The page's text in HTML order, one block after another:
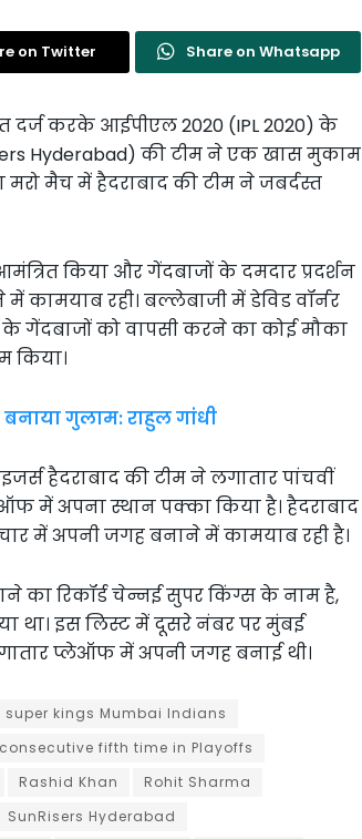
on Twitter Share on Whatsapp
दर्ज करके आईपीएल 2020 (IPL 2020) के
Hyderabad) की टीम ने एक खास मुकाम
मैच में हैदराबाद की टीम ने जबर्दस्त
किया और गेंदबाजों के दमदार प्रदर्शन
रही। बल्लेबाजी में डेविड वॉर्नर
गेंदबाजों को वापसी करने का कोई मौका
किया।
गुलाम: राहुल गांधी
हैदराबाद की टीम ने लगातार पांचवीं
में अपना स्थान पक्का किया है। हैदराबाद
में अपनी जगह बनाने में कामयाब रही है।
रिकॉर्ड चेन्नई सुपर किंग्स के नाम है,
था। इस लिस्ट में दूसरे नंबर पर मुंबई
प्लेऑफ में अपनी जगह बनाई थी।
super kings Mumbai Indians
fifth time in Playoffs
Rashid Khan
Rohit Sharma
SunRisers Hyderabad